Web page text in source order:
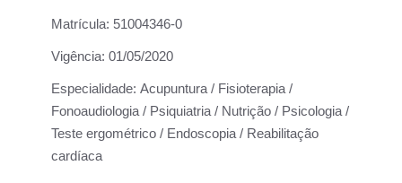
Matrícula: 51004346-0
Vigência: 01/05/2020
Especialidade: Acupuntura / Fisioterapia /
Fonoaudiologia / Psiquiatria / Nutrição / Psicologia /
Teste ergométrico / Endoscopia / Reabilitação
cardíaca